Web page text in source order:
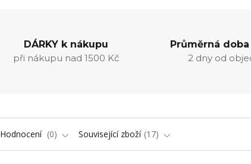
DÁRKY k nákupu
při nákupu nad 1500 Kč
Průměrná doba
2 dny od
Hodnocení 0 Související zboží 17